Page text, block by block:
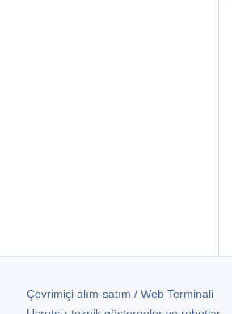
Çevrimiçi alım-satım / Web Terminali